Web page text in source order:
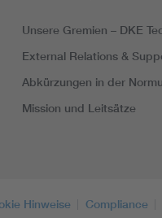
Unsere Gremien – DKE
External Relations &
Abkürzungen in der
Mission und Leitsätze
Hinweise Compliance